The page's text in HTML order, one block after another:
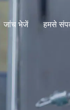
जांच भेजें हमसे